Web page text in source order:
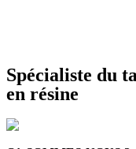
Spécialiste du
en résine